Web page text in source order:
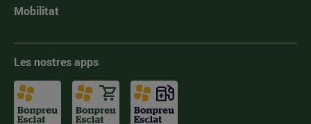
Mobilitat
Les nostres apps